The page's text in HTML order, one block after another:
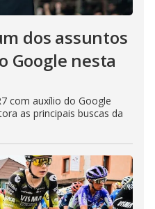
dos assuntos
Google nesta
com auxílio do Google
as principais buscas da